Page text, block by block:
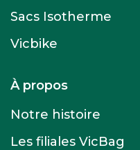
Sacs Isotherme
Vicbike
À propos
Notre histoire
Les filiales VicBag